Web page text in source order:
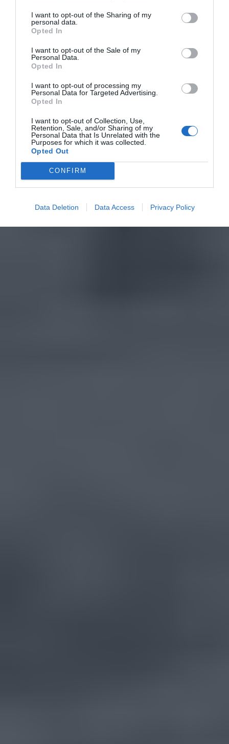
I want to opt-out of the Sharing of my
personal data.
Opted In
I want to opt-out of the Sale of my
Personal Data.
Opted In
I want to opt-out of processing my
Personal Data for Targeted Advertising.
Opted In
I want to opt-out of Collection, Use,
Retention, Sale, and/or Sharing of my
Personal Data that Is Unrelated with the
Purposes for which it was collected.
Opted Out
CONFIRM
Data Deletion Data Access Privacy Policy